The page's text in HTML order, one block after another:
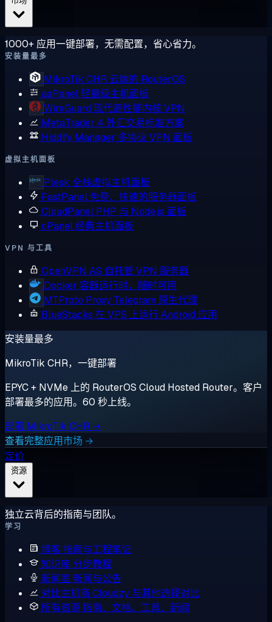
1000+ 应用一键部署，无需配置，省心省力。
安装量最多
MikroTik CHR 云端的 RouterOS
aaPanel轻量级主机面板
WireGuard 现代高性能内核 VPN
MetaTrader 4 外汇交易标准方案
Hiddify Manager 多协议 VPN 面板
虚拟主机面板
Plesk 全栈虚拟主机面板
FastPanel 免费、快速的服务器面板
CloudPanel PHP 与 Node.js 面板
cPanel经典主机面板
VPN 与工具
OpenVPN AS 自托管 VPN 服务器
Docker 容器运行时，随时可用
MTProto Proxy Telegram 原生代理
BlueStacks 在 VPS 上运行 Android 应用
安装量最多
MikroTik CHR，一键部署
EPYC + NVMe 上的 RouterOS Cloud Hosted Router。客户
部署最多的应用。60 秒上线。
部署 MikroTik CHR →
查看完整应用市场 →
定价
独立云背后的指南与团队。
学习
博客指南与工程笔记
知识库 分步教程
新闻室 新闻与公告
对比主机商 Cloudzy 与其他选择对比
所有资源指南、文档、工具、新闻